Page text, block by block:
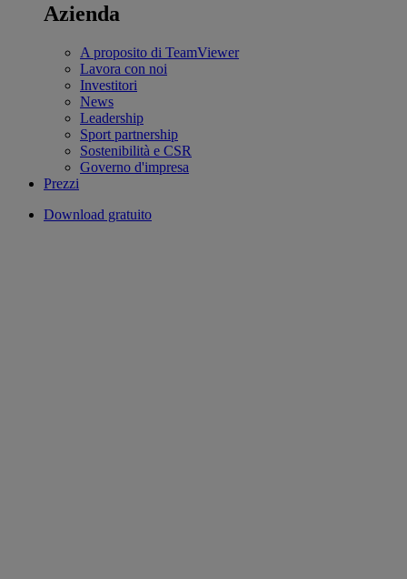
Azienda
A proposito di TeamViewer
Lavora con noi
Investitori
News
Leadership
Sport partnership
Sostenibilità e CSR
Governo d'impresa
Prezzi
Download gratuito